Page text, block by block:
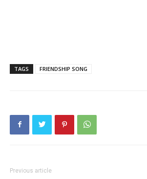
TAGS FRIENDSHIP SONG
Previous article